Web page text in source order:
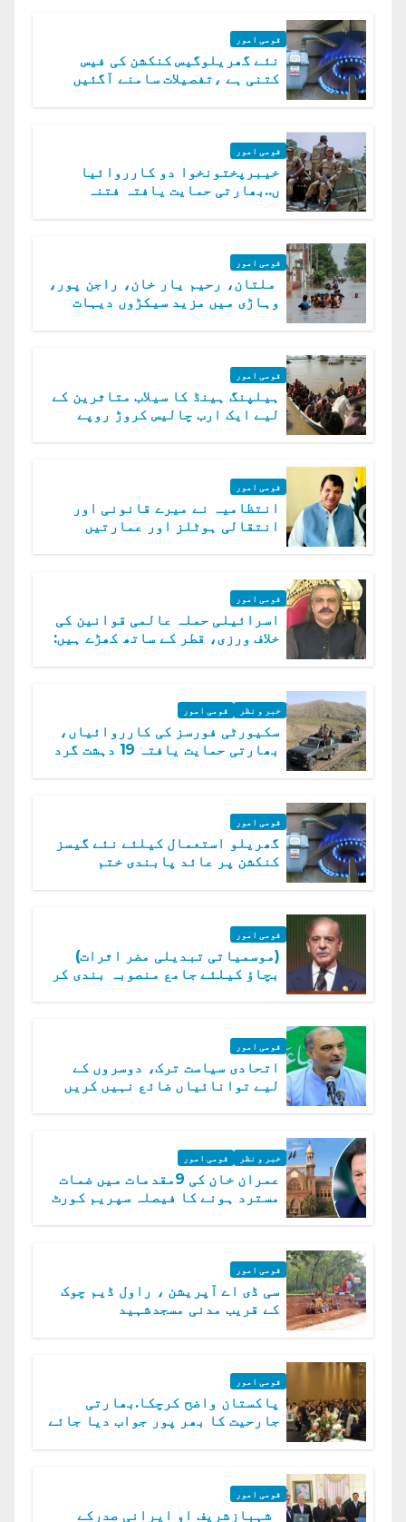
قومی امور
نئے گھریلوگیس کنکشن کی فیس
کتنی ہے ،تفصیلات سامنے آگئیں
قومی امور
خیبرپختونخوا دو کارروائیا
ں..بھارتی حمایت یافتہ فتنہ
قومی امور
ملتان، رحیم یار خان، راجن پور،
وہاڑی میں مزید سیکڑوں دیہات
قومی امور
ہیلپنگ ہینڈ کا سیلاب متاثرین کے
لیے ایک ارب چالیس کروڑ روپے
قومی امور
انتظامیہ نے میرے قانونی اور
انتقالی ہوٹلز اور عمارتیں
قومی امور
اسرائیلی حملہ عالمی قوانین کی
خلاف ورزی، قطر کے ساتھ کھڑے ہیں:
خبر و نظر قومی امور
سکیورٹی فورسز کی کارروائیاں،
بھارتی حمایت یافتہ 19 دہشت گرد
قومی امور
گھریلو استعمال کیلئے نئے گیسز
کنکشن پر عائد پابندی ختم
قومی امور
(موسمیاتی تبدیلی مضر اثرات)
بچاؤ کیلئے جامع منصوبہ بندی کر
قومی امور
اتحادی سیاست ترک، دوسروں کے
لیے توانائیاں ضائع نہیں کریں
خبر و نظر قومی امور
عمران خان کی 9مقدمات میں ضمات
مسترد ہونے کا فیصلہ سپریم کورٹ
قومی امور
سی ڈی اے آپریشن ، راول ڈیم چوک
کے قریب مدنی مسجدشہید
قومی امور
پاکستان واضح کرچکا.بھارتی
جارحیت کا بھر پور جواب دیا جائے
قومی امور
شہبازشریف او ایرانی صدرکے